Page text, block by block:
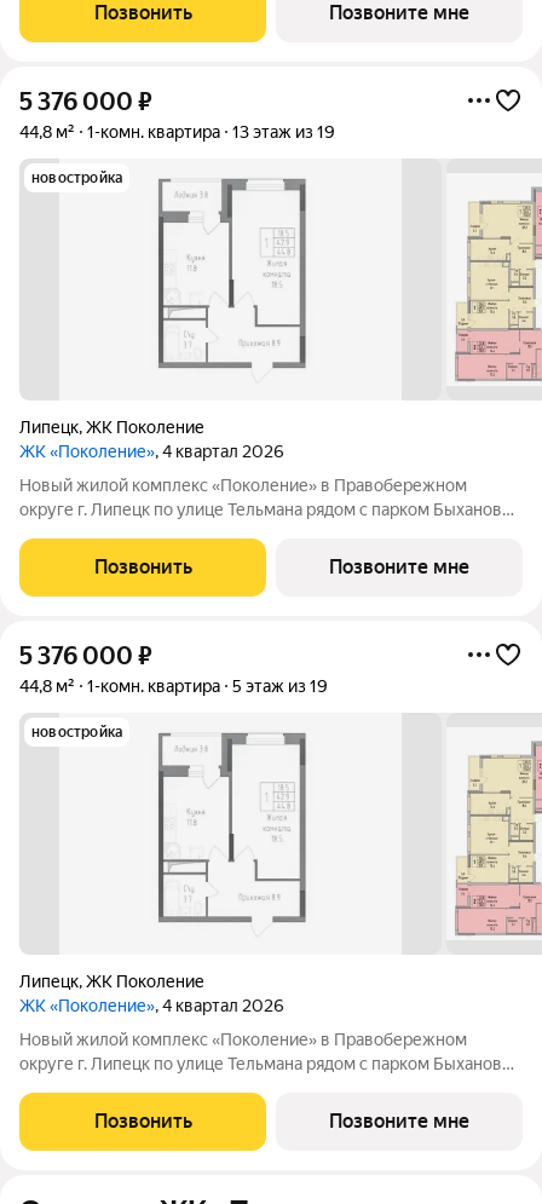
квартиры, семейные просторные 4
Позвонить Позвоните мне
5 376 000 ₽
44,8 м² 1-комн. квартира 13 этаж из 19
новостройка
Липецк,ЖК Поколение
ЖК «Поколение», 4 квартал 2026
Новый жилой комплекс «Поколение» в Правобережном
округе г. Липецк по улице Тельмана рядом с парком Быханов
квартиры, семейные просторные 4
Позвонить Позвоните мне
5 376 000 ₽
44,8 м² 1-комн. квартира 5 этаж из 19
новостройка
Липецк,ЖК Поколение
ЖК «Поколение», 4 квартал 2026
Новый жилой комплекс «Поколение» в Правобережном
округе г. Липецк по улице Тельмана рядом с парком Быханов
квартиры, семейные просторные 4
Позвонить Позвоните мне